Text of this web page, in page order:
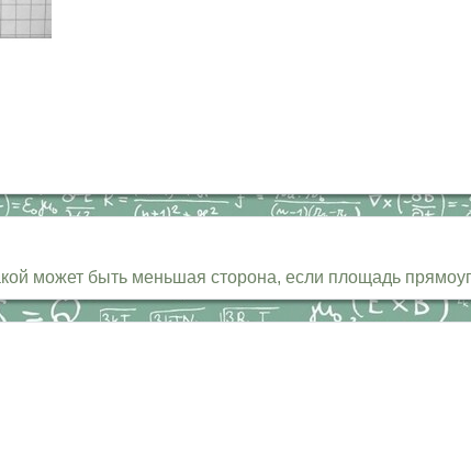
может быть меньшая сторона, если площадь